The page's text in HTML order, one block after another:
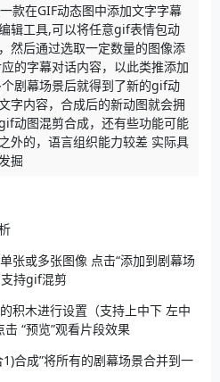
款在GIF动态图中添加文字字幕
辑工具,可以将任意gif表情包动
然后通过选取一定数量的图像添
的字幕对话内容，以此类推添加
剧幕场景后就得到了新的gif动
字内容，合成后的新动图就会拥
动图混剪合成，还有些功能可能
外的，语言组织能力较差 实际具
掘
张或多张图像 点击“添加到剧幕场
持gif混剪
积木进行设置（支持上中下 左中
“预览”观看片段效果
合成”将所有的剧幕场景合并到一